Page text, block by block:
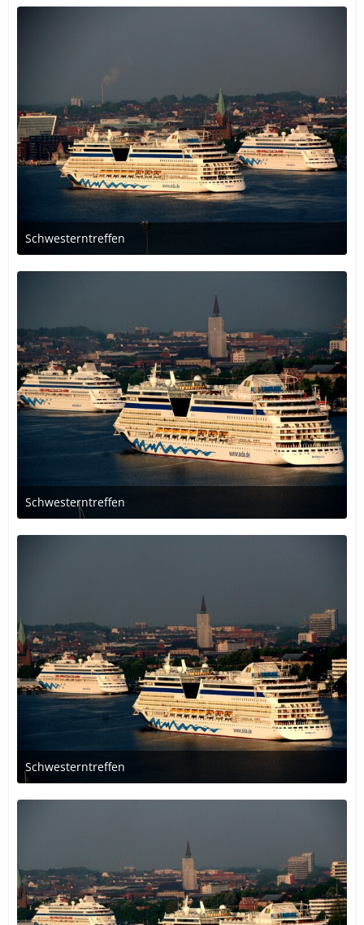
Schwesterntreffen
30. Oktober 2018 um 00:54
Schwesterntreffen
30. Oktober 2018 um 00:52
Schwesterntreffen
30. Oktober 2018 um 00:51